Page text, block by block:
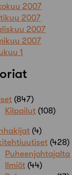
2007
2007
2007
2007
1
(847)
Kilpailut (108)
(4)
(428)
Puheenjohtajalta
Ilmiöt (44)